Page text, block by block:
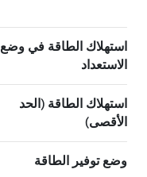
استهلاك الطاقة في وضع
الاستعداد
استهلاك الطاقة (الحد
الأقصى)
وضع توفير الطاقة